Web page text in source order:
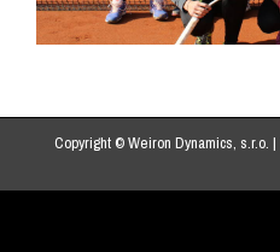
Copyright © Weiron Dynamics, s.r.o. |